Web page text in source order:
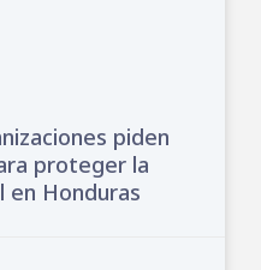
piden
proteger la
en Honduras